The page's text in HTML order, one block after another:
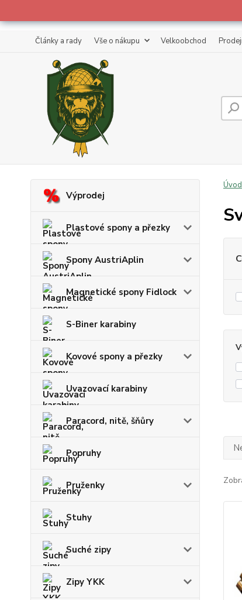
Články a rady Vše o nákupu Velkoobchod
Výprodej
Plastové spony a přezky
Spony AustriAplin
Magnetické spony Fidlock
S-Biner karabiny
Kovové spony a přezky
Uvazovací karabiny
Paracord, nitě, šňůry
Popruhy
Pruženky
Stuhy
Suché zipy
Zipy YKK
Úvod